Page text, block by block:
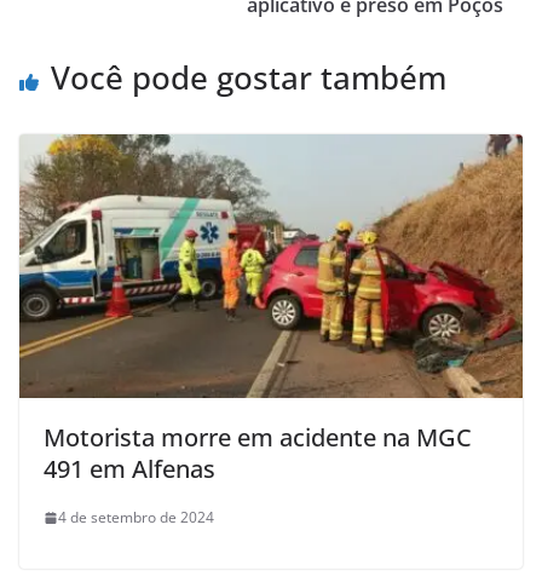
Você pode gostar também
Motorista morre em acidente na MGC
491 em Alfenas
4 de setembro de 2024